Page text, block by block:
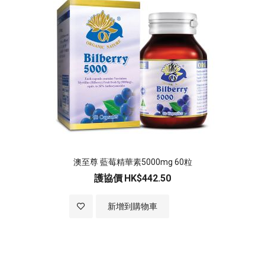
澳至尊 藍莓精華素5000mg 60粒
護協價 HK$442.50
新增到購物車
加入至願望清單